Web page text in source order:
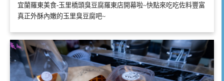
宜蘭羅東美食-玉里橋頭臭豆腐羅東店開幕啦~快點來吃吃佐料豐富
真正外酥內嫩的玉里臭豆腐吧~